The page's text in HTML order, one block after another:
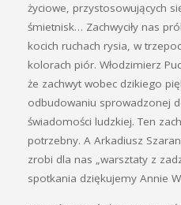
życiowe, przystosowujących
śmietnisk… Zachwyciły nas
kocich ruchach rysia, w
kolorach piór. Włodzimierz
że zachwyt wobec dzikiego
odbudowaniu sprowadzonej
świadomości ludzkiej. Ten
potrzebny. A Arkadiusz
zrobi dla nas „warsztaty z
spotkania dziękujemy Annie